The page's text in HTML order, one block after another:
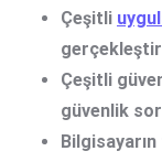
Çeşitli
Çeşitli
güvenlik